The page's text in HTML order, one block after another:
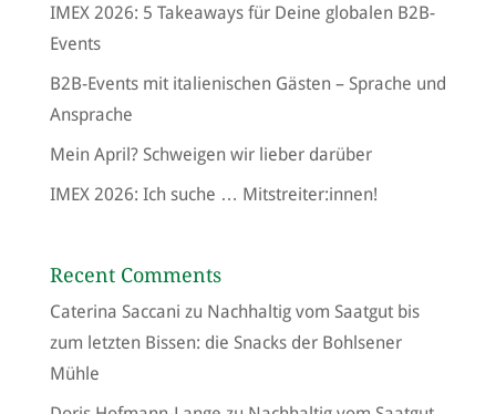
IMEX 2026: 5 Takeaways für Deine globalen B2B-
Events
B2B-Events mit italienischen Gästen – Sprache und
Ansprache
Mein April? Schweigen wir lieber darüber
IMEX 2026: Ich suche … Mitstreiter:innen!
Recent Comments
Caterina Saccani zu Nachhaltig vom Saatgut bis
zum letzten Bissen: die Snacks der Bohlsener
Mühle